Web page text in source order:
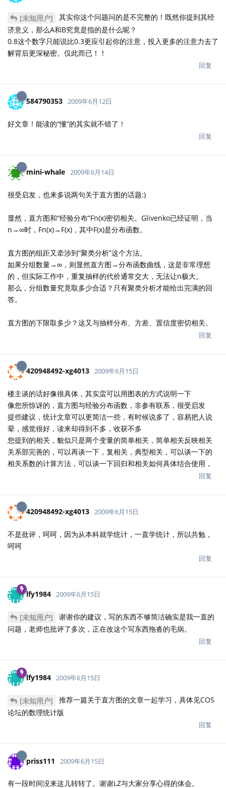
[未知用户]
其实你这个问题问的是不完整的！既然你提到其经
济意义，那么A和B究竟是指的是什么呢？
0.8这个数字只能说比0.3更应引起你的注意，投入更多的注意力去了
解背后更深秘密。仅此而已！！
回复
584790353 2009年6月12日
好文章！能读的“懂”的其实就不错了！
回复
mini-whale 2009年6月14日
很受启发，也来多说两句关于直方图的话题:)
显然，直方图和“经验分布”Fn(x)密切相关。Glivenko已经证明，当
n→∞时，Fn(x)→F(x)，其中F(x)是分布函数。
直方图的组距又牵涉到“聚类分析”这个方法。
如果分组数量→∞，则显然直方图→分布函数曲线，这是非常理想
的，但实际工作中，重复抽样的代价通常交大，无法让n极大。
那么，分组数量究竟取多少合适？只有聚类分析才能给出完满的回
答。
直方图的下限取多少？这又与抽样分布、方差、置信度密切相关。
回复
420948492-xg4013 2009年6月15日
楼主谈的话好像很具体，其实蛮可以用图表的方式说明一下
像您所惊讶的，直方图与经验分布函数，非参有联系，很受启发
提些建议，统计文章可以更简洁一些，有时候说多了，容易把人说
晕，感觉很好，读来却得到不多，收获不多
您提到的相关，貌似只是两个变量的简单相关，简单相关反映相关
关系部完善的，可以再谈一下，复相关，典型相关，可以谈一下的
相关系数的计算方法，可以谈一下回归和相关如何具体结合使用，
回复
420948492-xg4013 2009年6月15日
不是批评，呵呵，因为从本科就学统计，一直学统计，所以共勉，
呵呵
回复
lfy1984 2009年6月15日
[未知用户]
谢谢你的建议，写的东西不够简洁确实是我一直的
问题，老师也批评了多次，正在改这个写东西拖沓的毛病。
回复
lfy1984 2009年6月15日
[未知用户]
推荐一篇关于直方图的文章一起学习，具体见COS
论坛的数理统计版
回复
priss111 2009年6月15日
有一段时间没来这儿转转了。谢谢LZ与大家分享心得的体会。